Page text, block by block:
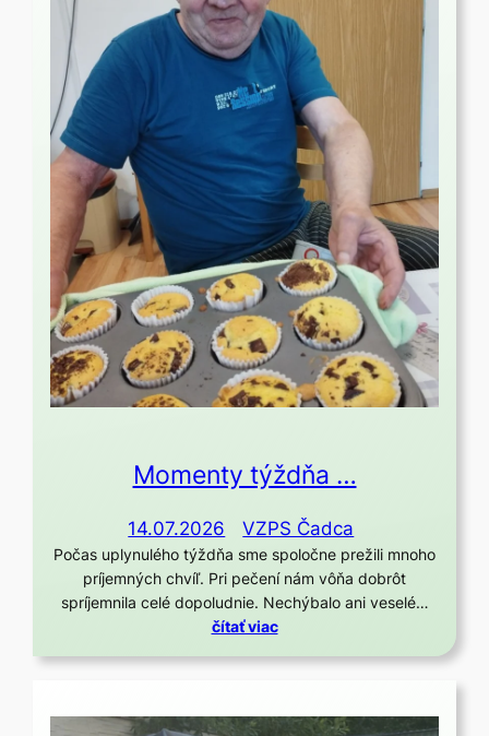
Momenty týždňa …
14.07.2026 VZPS Čadca
Počas uplynulého týždňa sme spoločne prežili mnoho
príjemných chvíľ. Pri pečení nám vôňa dobrôt
spríjemnila celé dopoludnie. Nechýbalo ani veselé…
čítať viac